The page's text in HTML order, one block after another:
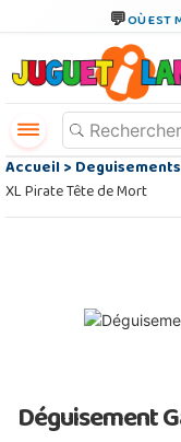
OÙ EST
Accueil>Deguisements
XL Pirate Tête de Mort
Déguisement